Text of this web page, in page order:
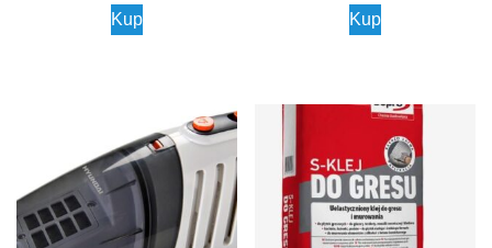
Kup Kup